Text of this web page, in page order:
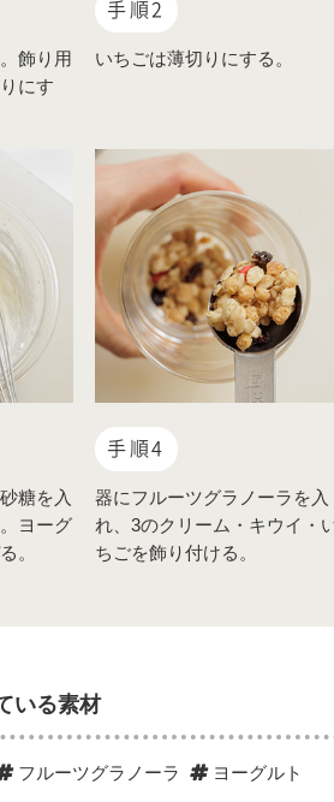
飾り用
にす
手順2
いちごは薄切りにする。
糖を入
ヨーグ
。
手順4
器にフルーツグラノーラを入
れ、3のクリーム・キウイ・
ちごを飾り付ける。
いる素材
フルーツグラノーラ
ヨーグルト